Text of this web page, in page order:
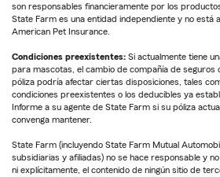
son responsables financieramente por los
State Farm es una entidad independiente y no está
American Pet Insurance.
Condiciones preexistentes: Si actualmente tiene
para mascotas, el cambio de compañía de seguros
póliza podría afectar ciertas disposiciones, tales
condiciones preexistentes o los deducibles ya
Informe a su agente de State Farm si su póliza
convenga mantener.
State Farm (incluyendo State Farm Mutual
subsidiarias y afiliadas) no se hace responsable y
ni explícitamente, el contenido de ningún sitio de